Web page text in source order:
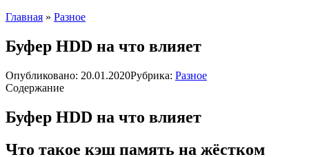
Главная » Разное
Буфер HDD на что влияет
Опубликовано: 20.01.2020Рубрика: Разное
Содержание
Буфер HDD на что влияет
Что такое кэш память на жёстком